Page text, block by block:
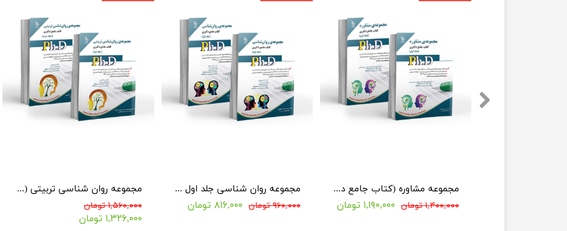
مجموعه روان شناسی تربیتی (کتاب جامع دکتری)
۱,۵۶۰,۰۰۰ تومان
۱,۳۲۶,۰۰۰ تومان
مجموعه روان شناسی جلد اول و دوم (کتاب جامع دکتری)
۹۶۰,۰۰۰ تومان ۸۱۶,۰۰۰ تومان
مجموعه مشاوره (کتاب جامع دکتری)
۱,۴۰۰,۰۰۰ تومان ۱,۱۹۰,۰۰۰ تومان